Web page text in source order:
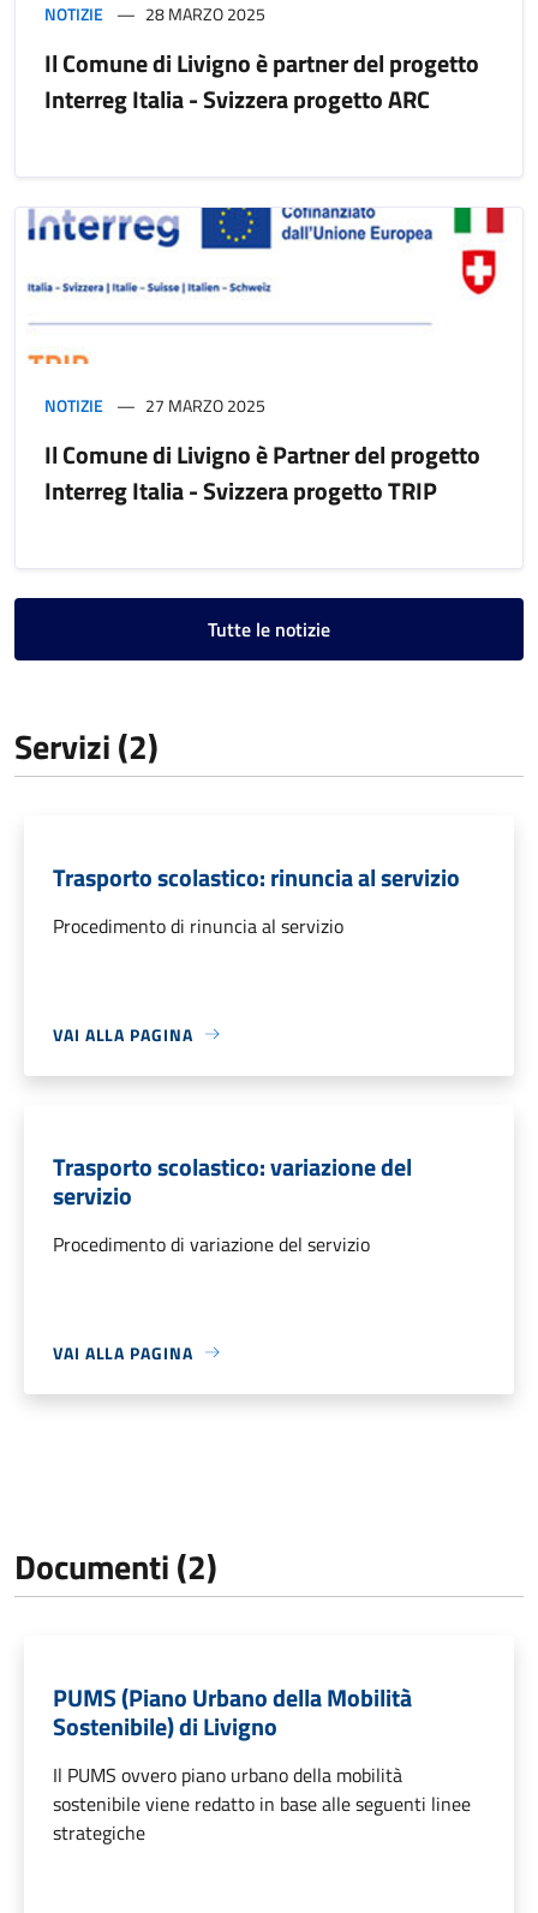
NOTIZIE 28 MARZO 2025
Il Comune di Livigno è partner del progetto
Interreg Italia - Svizzera progetto ARC
NOTIZIE 27 MARZO 2025
Il Comune di Livigno è Partner del progetto
Interreg Italia - Svizzera progetto TRIP
Tutte le notizie
Servizi (2)
Trasporto scolastico: rinuncia al servizio
Procedimento di rinuncia al servizio
VAI ALLA PAGINA
Trasporto scolastico: variazione del
servizio
Procedimento di variazione del servizio
VAI ALLA PAGINA
Documenti (2)
PUMS (Piano Urbano della Mobilità
Sostenibile) di Livigno
Il PUMS ovvero piano urbano della mobilità
sostenibile viene redatto in base alle seguenti linee
strategiche